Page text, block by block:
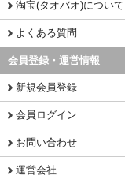
淘宝(タオバオ)について
よくある質問
会員登録・運営情報
新規会員登録
会員ログイン
お問い合わせ
運営会社